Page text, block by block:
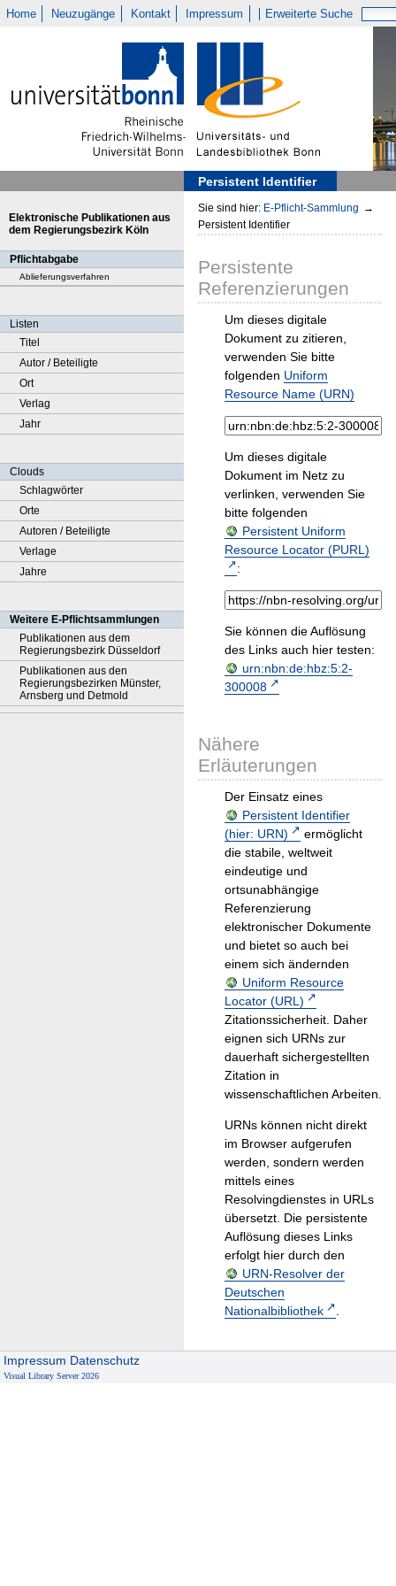
Home Neuzugänge Kontakt Impressum Erweiterte Suche
Persistent Identifier
Elektronische Publikationen aus
dem Regierungsbezirk Köln
Pflichtabgabe
Ablieferungsverfahren
Listen
Titel
Autor / Beteiligte
Ort
Verlag
Jahr
Clouds
Schlagwörter
Orte
Autoren / Beteiligte
Verlage
Jahre
Weitere E-Pflichtsammlungen
Publikationen aus dem
Regierungsbezirk Düsseldorf
Publikationen aus den
Regierungsbezirken Münster,
Arnsberg und Detmold
Sie sind hier: E-Pflicht-Sammlung →
Persistent Identifier
Persistente
Referenzierungen
Um dieses digitale
Dokument zu zitieren,
verwenden Sie bitte
folgenden Uniform
Resource Name (URN)
Um dieses digitale
Dokument im Netz zu
verlinken, verwenden Sie
bitte folgenden
Persistent Uniform
Resource Locator (PURL)
:
Sie können die Auflösung
des Links auch hier testen:
urn:nbn:de:hbz:5:2-
300008
Nähere
Erläuterungen
Der Einsatz eines
Persistent Identifier
(hier: URN)
ermöglicht
die stabile, weltweit
eindeutige und
ortsunabhängige
Referenzierung
elektronischer Dokumente
und bietet so auch bei
einem sich ändernden
Uniform Resource
Locator (URL)
Zitationssicherheit. Daher
eignen sich URNs zur
dauerhaft sichergestellten
Zitation in
wissenschaftlichen Arbeiten.
URNs können nicht direkt
im Browser aufgerufen
werden, sondern werden
mittels eines
Resolvingdienstes in URLs
übersetzt. Die persistente
Auflösung dieses Links
erfolgt hier durch den
URN-Resolver der
Deutschen
Nationalbibliothek
.
Impressum Datenschutz
Visual Library Server 2026